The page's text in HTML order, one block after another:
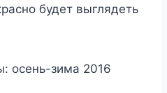
будет выглядеть